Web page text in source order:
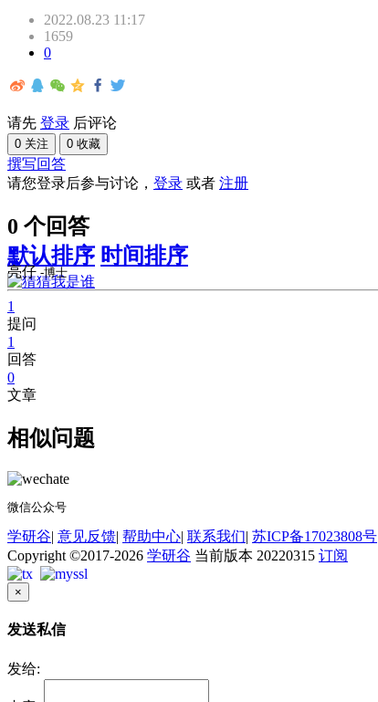
2022.08.23 11:17
1659
0
请先 登录 后评论
0 关注 0 收藏
撰写回答
请您登录后参与讨论， 登录 或者 注册
0 个回答
默认排序 时间排序
亮仔-博士
1
提问
1
回答
0
文章
相似问题
微信公众号
学研谷| 意见反馈| 帮助中心| 联系我们| 苏ICP备17023808号
Copyright ©2017-2026 学研谷 当前版本 20220315 订阅
×
发送私信
发给: